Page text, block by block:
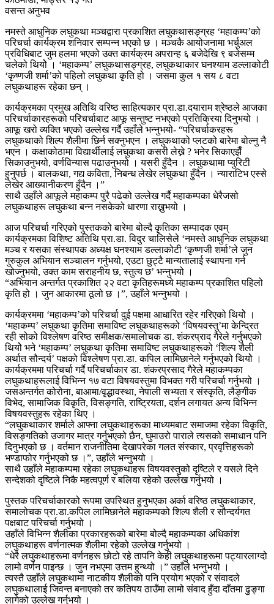
वसन्त अनुभव
नमस्ते आधुनिक लघुकथा मञ्चद्वारा प्रकाशित लघुकथासङ्ग्रह ‘महाकम्प’को
परिचर्चा कार्यक्रम शनिवार सम्पन्न भएको छ । मञ्चकै आयोजनामा भर्चुअल
प्रविधिबाट जुम हलमा भएको उक्त कार्यक्रम अपरान्ह ६ बजेदेखि ९ बजेसम्म
चलेको थियोे । ‘महाकम्प’ लघुकथासङ्ग्रह, लघुकथाकार घनश्याम डल्लाकोटी
‘कृष्णजी शर्मा’को पहिलो लघुकथा कृति हो । जसमा कुल १ सय ८ वटा
लघुकथाहरू रहेका छन् ।
कार्यक्रमका प्रमुख अतिथि वरिष्ठ साहित्यकार प्रा.डा.दयाराम श्रेष्ठले आजका
परिचर्चाकारहरूको परिचर्चाबाट आफू सन्तुष्ट नभएको प्रतिक्रिया दिनुभयो ।
आफू खरो व्यक्ति भएको उल्लेख गर्दै उहाँले भन्नुभयो- “परिचर्चाकरहरू
लघुकथाको शिल्प शैलीमा छिर्न सक्नुभएन । लघुकथाको प्लटको बारेमा बोल्नु नै
भएन । कक्षाकोठामा विद्यार्थीलाई लघुकथा कसरी लेख्ने ? भनेर सिकाएझैँ
सिकाउनुभयो, वर्णविन्यास पढाउनुभयो । यसरी हुँदैन । लघुकथामा प्युरिटी
हुनुपर्छ । बालकथा, गद्य कविता, निबन्ध लेखेर लघुकथा हुँदैन । न्याराटिभ एस्से
लेखेर आख्यानीकरण हुँदैन ।”
साथै उहाँले आफूले महाकम्प पुरै पढेको उल्लेख गर्दै महाकम्पका धेरैजसो
लघुकथाहरू लघुकथा बन्न नसकेको धारणा राख्नुभयो ।
आज परिचर्चा गरिएको पुस्तकको बारेमा बोल्दै कृतिका सम्पादक एवम्
कार्यक्रमका विशिष्ट अतिथि प्रा.डा. विदुर चालिसेले ‘नमस्ते आधुनिक लघुकथा
मञ्च र यसका संस्थापक अध्यक्ष घनश्याम डल्लाकोटी ‘कृष्णजी शर्मा’ले जुन
गुरुकुल अभियान सञ्चालन गर्नुभयो, एउटा छुट्टै मान्यतालाई स्थापना गर्न
खोज्नुभयो, उक्त काम सराहनीय छ, स्तुत्य छ’ भन्नुभयो ।
“अभियान अन्तर्गत प्रकाशित २२ वटा कृतिहरूमध्ये महाकम्प प्रकाशित पहिलो
कृति हो । जुन आकारमा ठूलो छ ।”, उहाँले भन्नुभयो ।
कार्यक्रममा ‘महाकम्प’को परिचर्चा दुई पक्षमा आधारित रहेर गरिएको थियोे ।
‘महाकम्प’ लघुकथा कृतिमा समाविष्ट लघुकथाहरूको ‘विषयवस्तु’मा केन्द्रित
रही सोको विश्लेषण वरिष्ठ समीक्षक/समालोचक डा. शंकरप्राद गैरेले गर्नुभएको
थियोे भने ‘महाकम्प’ लघुकथा कृतिमा समाविष्ट लघुकथाहरूको ‘शिल्प शैली
अर्थात सौन्दर्य’ पक्षको विश्लेषण प्रा.डा. कपिल लामिछानेले गर्नुभएको थियोे ।
कार्यक्रममा परिचर्चा गर्दै परिचर्चाकार डा. शंकरप्रसाद गैरेले महाकम्पका
लघुकथाहरूलाई विभिन्न १७ वटा विषयवस्तुमा विभक्त गरी परिचर्चा गर्नुभयो ।
जसअन्तर्गत कोरोना, बाआमा/वृद्धावस्था, नेपाली सभ्यता र संस्कृति, लैङ्गीक
विभेद, सामाजिक विकृति, विसङ्गति, राष्ट्रियता, दर्शन लगायत अन्य विभिन्न
विषयवस्तुहरू रहेका थिए ।
“लघुकथाकार शर्माले आफ्ना लघुकथाहरूका माध्यमबाट समाजमा रहेका विकृति,
विसङ्गतिको उजागर मात्र गर्नुभएको छैन, घुमाउरो पाराले त्यसको समाधान पनि
दिनुभएको छ । वर्तमान राजनीतिमा देखापरेका गलत संस्कार, प्रवृत्तिहरूको
भण्डाफोर गर्नुभएको छ ।”, उहाँले भन्नुभयो ।
साथै उहाँले महाकम्पमा रहेका लघुकथाहरू विषयवस्तुको दृष्टिले र यसले दिने
सन्देशको दृष्टिले निकै महत्वपूर्ण र बलिया रहेको उल्लेख गर्नुभयो ।
पुस्तक परिचर्चाकारको रूपमा उपस्थित हुनुभएका अर्का वरिष्ठ लघुकथाकार,
समालोचक प्रा.डा.कपिल लामिछानेले महाकम्पको शिल्प शैली र सौन्दर्यगत
पक्षबाट परिचर्चा गर्नुभयो ।
उहाँले विभिन्न शैलीका प्रकारहरूको बारेमा बोल्दै महाकम्पका अधिकांश
लघुकथाहरू वर्णनात्मक शैलीमा रहेको उल्लेख गर्नुभयो ।
“धेरै लघुकथाहरूमा वर्णनहरू छोटो रहे तापनि केही लघुकथाहरूमा पट्यारलाग्दो
लामो वर्णन पाइन्छ । जुन नभएमा उत्तम हुन्थ्यो ।” उहाँले भन्नुभयो ।
त्यस्तै उहाँले लघुकथामा नाटकीय शैलीको पनि प्रयोग भएको र संवादले
लघुकथालाई जिवन्त बनाएको तर कतिपय ठाउँमा लामो संवाद हुँदा दाँतमा ढुङ्गा
लागेको उल्लेख गर्नुभयो ।